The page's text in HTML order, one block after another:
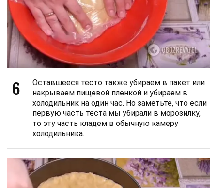
6
Оставшееся тесто также убираем в пакет или
накрываем пищевой пленкой и убираем в
холодильник на один час. Но заметьте, что если
первую часть теста мы убирали в морозилку,
то эту часть кладем в обычную камеру
холодильника.